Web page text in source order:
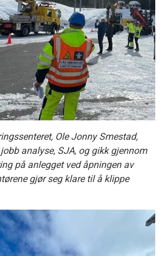
Ole Jonny Smestad,
analyse, SJA, og gikk gjennom
på anlegget ved åpningen av
gjør seg klare til å klippe